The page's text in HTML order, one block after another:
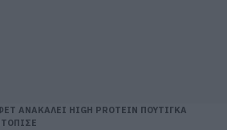
ΑΝΑΚΑΛΕΙ HIGH PROTEIN ΠΟΥΤΙΓΚΑ